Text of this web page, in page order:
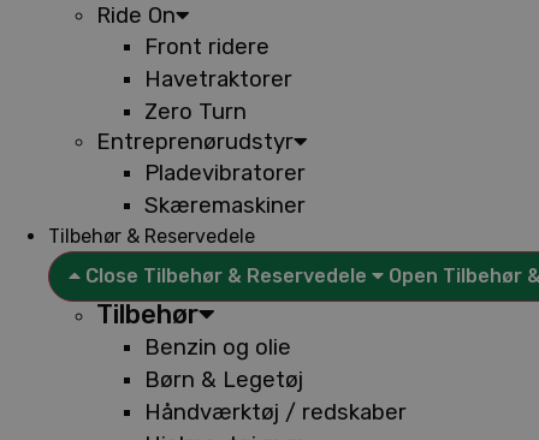
Ride On
Front ridere
Havetraktorer
Zero Turn
Entreprenørudstyr
Pladevibratorer
Skæremaskiner
Tilbehør & Reservedele
Close Tilbehør & Reservedele
Open Tilbehør
Tilbehør
Benzin og olie
Børn & Legetøj
Håndværktøj / redskaber